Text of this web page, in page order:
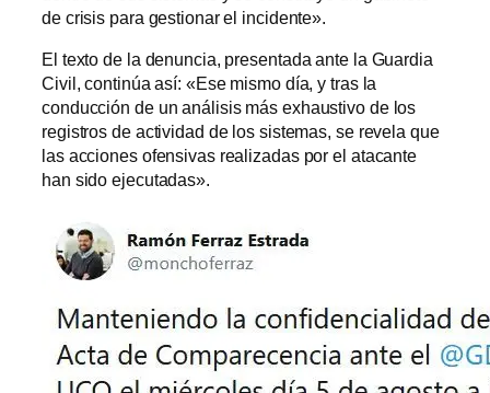
de crisis para gestionar el incidente».
El texto de la denuncia, presentada ante la Guardia
Civil, continúa así: «Ese mismo día, y tras la
conducción de un análisis más exhaustivo de los
registros de actividad de los sistemas, se revela que
las acciones ofensivas realizadas por el atacante
han sido ejecutadas».